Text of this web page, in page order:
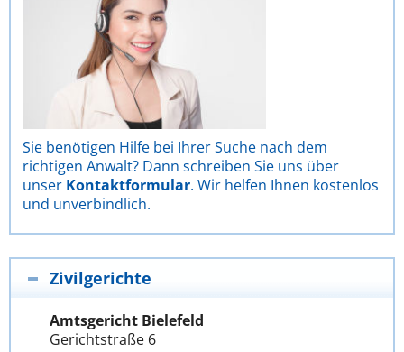
Sie benötigen Hilfe bei Ihrer Suche nach dem
richtigen Anwalt? Dann schreiben Sie uns über
unser Kontaktformular. Wir helfen Ihnen kostenlos
und unverbindlich.
Zivilgerichte
Amtsgericht Bielefeld
Gerichtstraße 6